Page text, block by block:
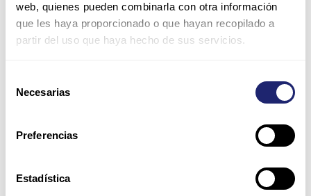
web, quienes pueden combinarla con otra información
que les haya proporcionado o que hayan recopilado a
partir del uso que haya hecho de sus servicios.
Necesarias
Preferencias
Estadística
Nombre*
Guarda mi nombre, correo electrónico y web en este